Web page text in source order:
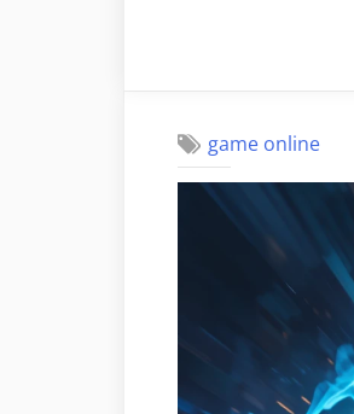
game online